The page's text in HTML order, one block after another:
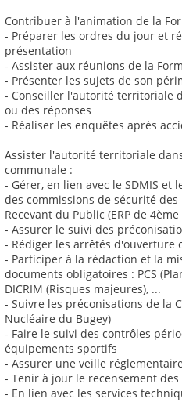
Contribuer à l'animation de la
- Préparer les ordres du jour et
présentation
- Assister aux réunions de la
- Présenter les sujets de son
- Conseiller l'autorité territoriale
ou des réponses
- Réaliser les enquêtes après
Assister l'autorité territoriale
communale :
- Gérer, en lien avec le SDMIS et
des commissions de sécurité
Recevant du Public (ERP de
- Assurer le suivi des
- Rédiger les arrêtés d'ouverture
- Participer à la rédaction et la
documents obligatoires : PCS
DICRIM (Risques majeures), ...
- Suivre les préconisations de la
Nucléaire du Bugey)
- Faire le suivi des contrôles
équipements sportifs
- Assurer une veille
- Tenir à jour le recensement des
- En lien avec les services